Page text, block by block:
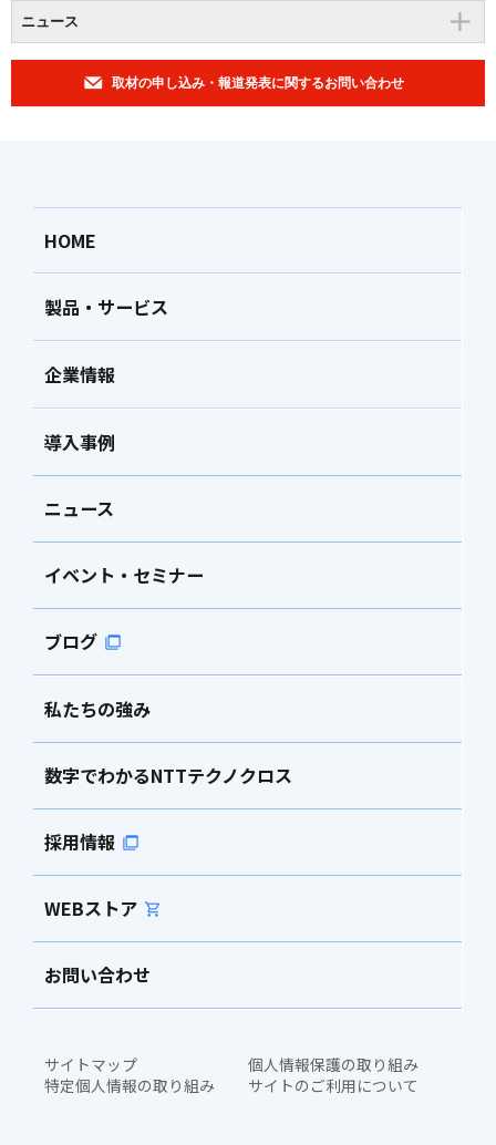
ニュース
取材の申し込み・報道発表に関するお問い合わせ
HOME
製品・サービス
企業情報
導入事例
ニュース
イベント・セミナー
ブログ
私たちの強み
数字でわかるNTTテクノクロス
採用情報
WEBストア
お問い合わせ
サイトマップ
個人情報保護の取り組み
特定個人情報の取り組み
サイトのご利用について